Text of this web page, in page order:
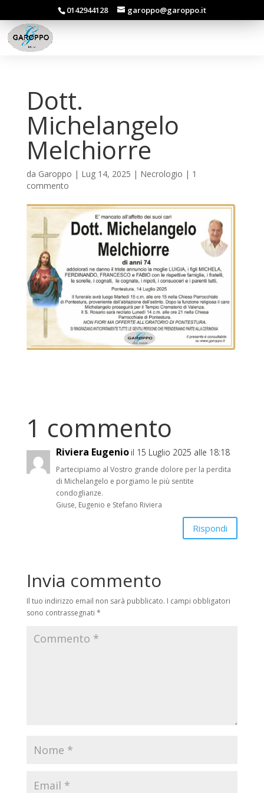
0142944128 garoppo@garoppo.it
Dott.
Michelangelo
Melchiorre
da Garoppo | Lug 14, 2025 | Necrologio | 1
commento
1 commento
Riviera Eugenio il 15 Luglio 2025 alle 18:18
Partecipiamo al Vostro grande dolore per la perdita
di Michelangelo e porgiamo le più sentite
condoglianze.
Giuse, Eugenio e Stefano Riviera
Rispondi
Invia commento
Il tuo indirizzo email non sarà pubblicato. I campi obbligatori
sono contrassegnati *